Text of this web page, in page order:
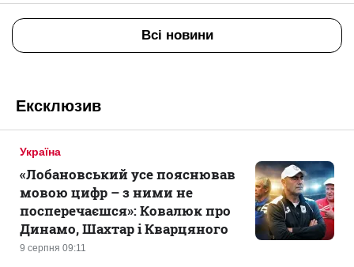
Всі новини
Ексклюзив
Україна
9 серпня 09:11
«Лобановський усе пояснював
мовою цифр – з ними не
посперечаєшся»: Ковалюк про
Динамо, Шахтар і Кварцяного